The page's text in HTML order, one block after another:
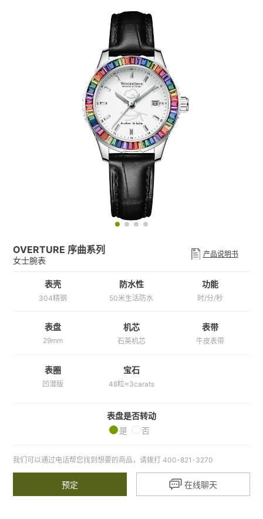
产品说明书
OVERTURE 序曲系列
女士腕表
表壳
304精钢
防水性
50米生活防水
功能
时/分/秒
表盘
29mm
机芯
石英机芯
表带
牛皮表带
表圈
凹潜版
宝石
48粒≈3carats
表盘是否转动
是
否
我们可以通过电话帮您找到想要的商品，请拨打 400-821-3270
预定  在线聊天